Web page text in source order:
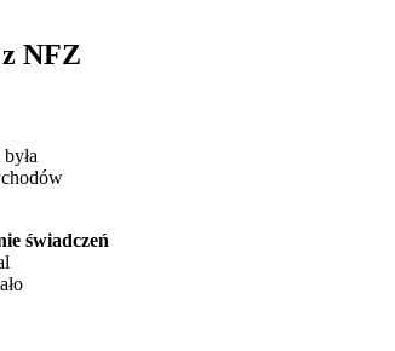
NFZ
świadczeń